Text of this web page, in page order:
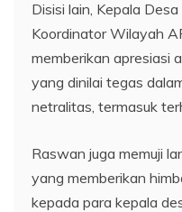
Disisi lain, Kepala
Koordinator Wilayah
memberikan apresiasi
yang dinilai tegas
netralitas, termasuk
Raswan juga memuji
yang memberikan
kepada para kepala